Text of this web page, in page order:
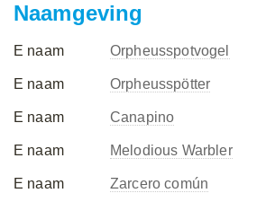
Naamgeving
E naam Orpheusspotvogel
E naam Orpheusspötter
E naam Canapino
E naam Melodious Warbler
E naam Zarcero común